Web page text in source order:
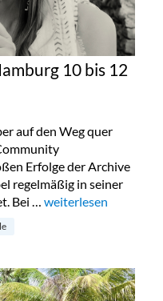
10 bis 12
auf den Weg quer
Erfolge der Archive
regelmäßig in seiner
Bei … „Lala Berlin Flash
weiterlesen